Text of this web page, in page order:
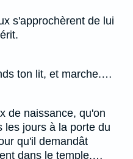
s'approchèrent de lui
ton lit, et marche.…
de naissance, qu'on
les jours à la porte du
qu'il demandât
dans le temple.…